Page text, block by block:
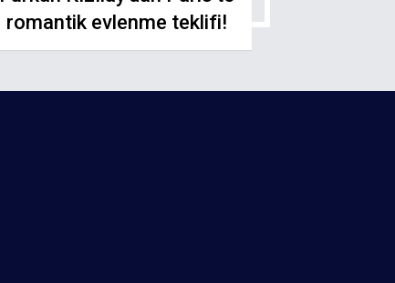
romantik evlenme teklifi!